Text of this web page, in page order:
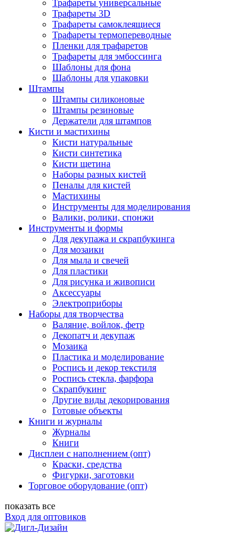
Трафареты универсальные
Трафареты 3D
Трафареты самоклеящиеся
Трафареты термопереводные
Пленки для трафаретов
Трафареты для эмбоссинга
Шаблоны для фона
Шаблоны для упаковки
Штампы
Штампы силиконовые
Штампы резиновые
Держатели для штампов
Кисти и мастихины
Кисти натуральные
Кисти синтетика
Кисти щетина
Наборы разных кистей
Пеналы для кистей
Мастихины
Инструменты для моделирования
Валики, ролики, спонжи
Инструменты и формы
Для декупажа и скрапбукинга
Для мозаики
Для мыла и свечей
Для пластики
Для рисунка и живописи
Аксессуары
Электроприборы
Наборы для творчества
Валяние, войлок, фетр
Декопатч и декупаж
Мозаика
Пластика и моделирование
Роспись и декор текстиля
Роспись стекла, фарфора
Скрапбукинг
Другие виды декорирования
Готовые объекты
Книги и журналы
Журналы
Книги
Дисплеи с наполнением (опт)
Краски, средства
Фигурки, заготовки
Торговое оборудование (опт)
показать все
Вход для оптовиков